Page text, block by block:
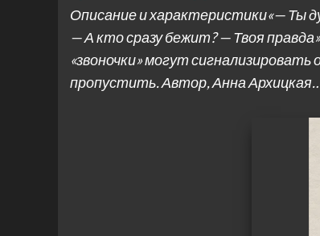
Описание и характеристики«— Ты
— А кто сразу бежит? — Твоя
«звоночки» могут сигнализировать
пропустить. Автор, Анна